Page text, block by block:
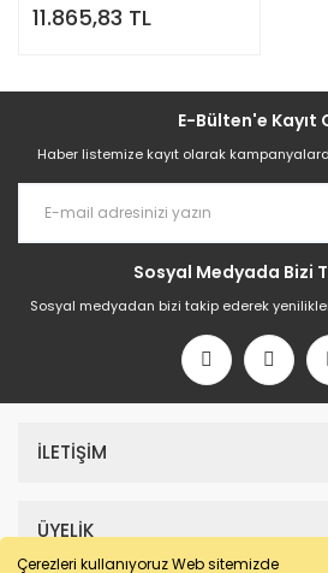
Çerezleri kullanıyoruz Web sitemizde
11.865,83 TL
E-Bülten'e Kayıt
Haber listemize kayıt olarak
Sosyal Medyada Bizi
Sosyal medyadan bizi takip ederek
İLETİŞİM
ÜYELİK